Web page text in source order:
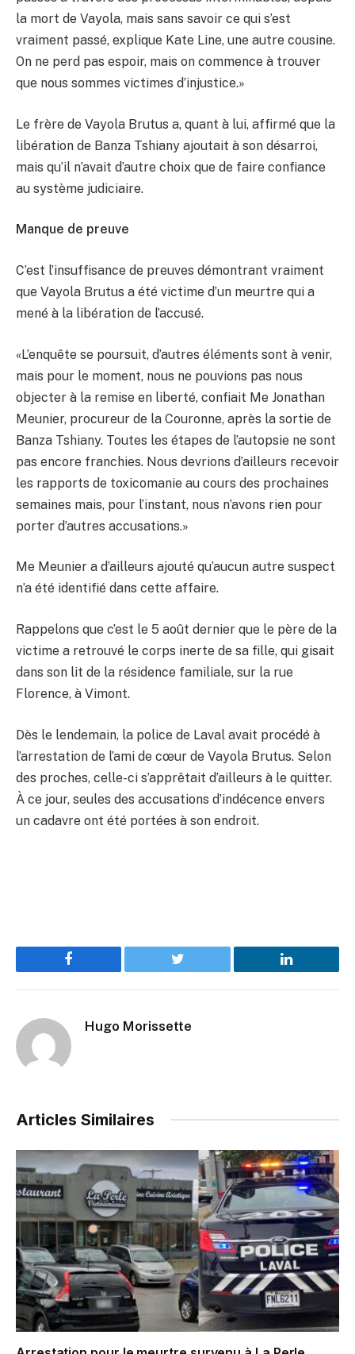
la mort de Vayola, mais sans savoir ce qui s’est
vraiment passé, explique Kate Line, une autre cousine.
On ne perd pas espoir, mais on commence à trouver
que nous sommes victimes d’injustice.»
Le frère de Vayola Brutus a, quant à lui, affirmé que la
libération de Banza Tshiany ajoutait à son désarroi,
mais qu’il n’avait d’autre choix que de faire confiance
au système judiciaire.
Manque de preuve
C’est l’insuffisance de preuves démontrant vraiment
que Vayola Brutus a été victime d’un meurtre qui a
mené à la libération de l’accusé.
«L’enquête se poursuit, d’autres éléments sont à venir,
mais pour le moment, nous ne pouvions pas nous
objecter à la remise en liberté, confiait Me Jonathan
Meunier, procureur de la Couronne, après la sortie de
Banza Tshiany. Toutes les étapes de l’autopsie ne sont
pas encore franchies. Nous devrions d’ailleurs recevoir
les rapports de toxicomanie au cours des prochaines
semaines mais, pour l’instant, nous n’avons rien pour
porter d’autres accusations.»
Me Meunier a d’ailleurs ajouté qu’aucun autre suspect
n’a été identifié dans cette affaire.
Rappelons que c’est le 5 août dernier que le père de la
victime a retrouvé le corps inerte de sa fille, qui gisait
dans son lit de la résidence familiale, sur la rue
Florence, à Vimont.
Dès le lendemain, la police de Laval avait procédé à
l’arrestation de l’ami de cœur de Vayola Brutus. Selon
des proches, celle-ci s’apprêtait d’ailleurs à le quitter.
À ce jour, seules des accusations d’indécence envers
un cadavre ont été portées à son endroit.
Facebook Twitter LinkedIn
Hugo Morissette
Articles Similaires